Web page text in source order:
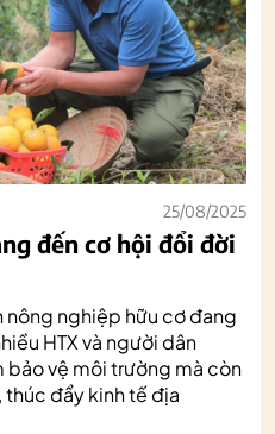
25/08/2025
đến cơ hội đổi đời
nông nghiệp hữu cơ đang
HTX và người dân
bảo vệ môi trường mà còn
thúc đẩy kinh tế địa